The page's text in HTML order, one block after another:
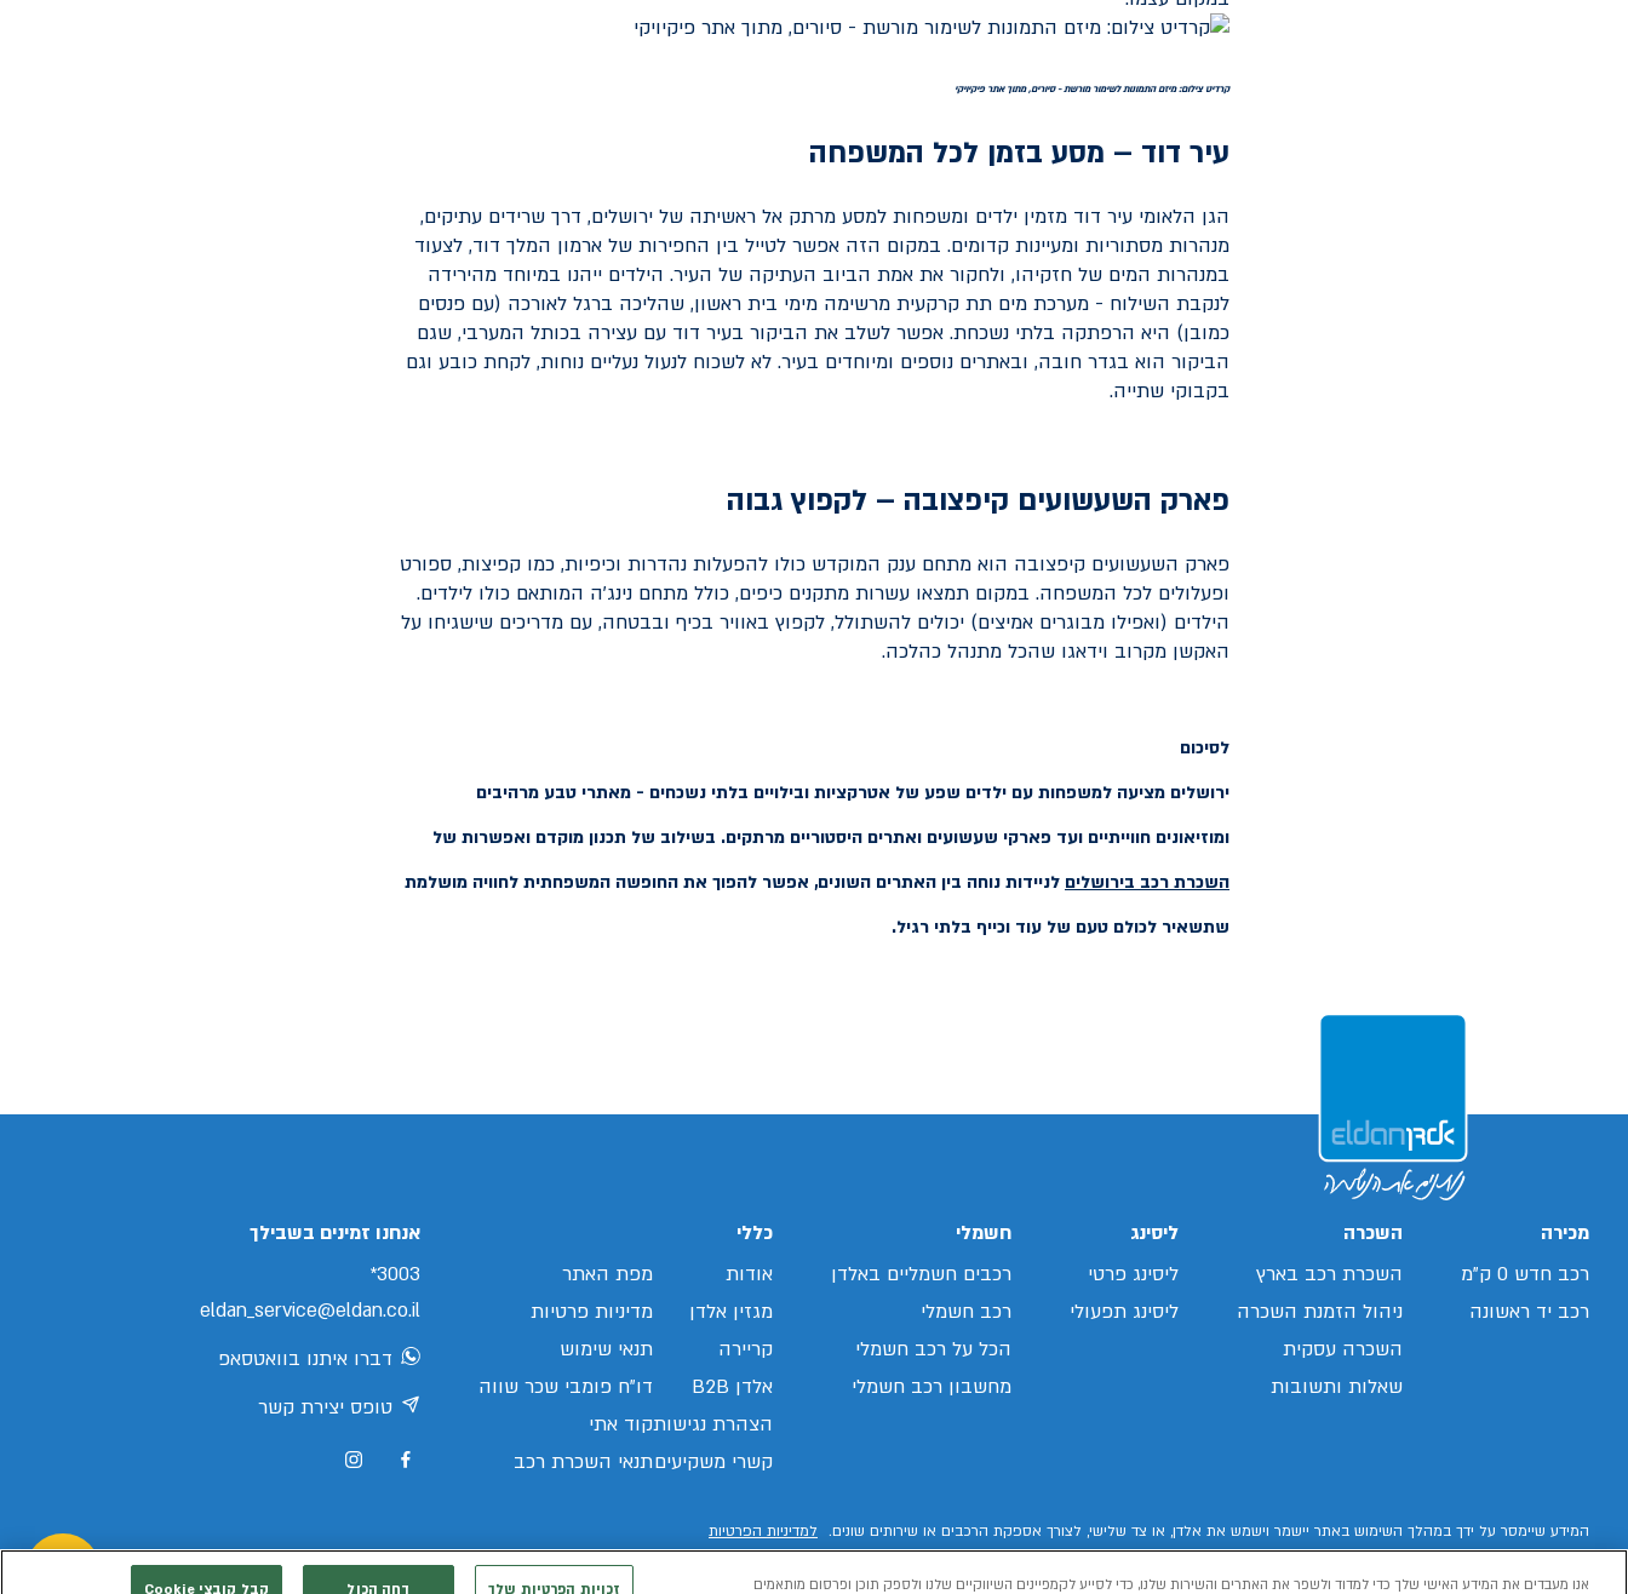
קרדיט צילום: מיזם התמונות לשימור מורשת - סיורים, מתוך אתר פיקיויקי
עיר דוד – מסע בזמן לכל המשפחה
הגן הלאומי עיר דוד מזמין ילדים ומשפחות למסע מרתק אל ראשיתה של ירושלים, דרך שרידים עתיקים,
מנהרות מסתוריות ומעיינות קדומים. במקום הזה אפשר לטייל בין החפירות של ארמון המלך דוד, לצעוד
במנהרות המים של חזקיהו, ולחקור את אמת הביוב העתיקה של העיר. הילדים ייהנו במיוחד מהירידה
לנקבת השילוח - מערכת מים תת קרקעית מרשימה מימי בית ראשון, שהליכה ברגל לאורכה (עם פנסים
כמובן) היא הרפתקה בלתי נשכחת. אפשר לשלב את הביקור בעיר דוד עם עצירה בכותל המערבי, שגם
הביקור הוא בגדר חובה, ובאתרים נוספים ומיוחדים בעיר. לא לשכוח לנעול נעליים נוחות, לקחת כובע וגם
בקבוקי שתייה.
פארק השעשועים קיפצובה – לקפוץ גבוה
פארק השעשועים קיפצובה הוא מתחם ענק המוקדש כולו להפעלות נהדרות וכיפיות, כמו קפיצות, ספורט
ופעלולים לכל המשפחה. במקום תמצאו עשרות מתקנים כיפים, כולל מתחם נינג'ה המותאם כולו לילדים.
הילדים (ואפילו מבוגרים אמיצים) יכולים להשתולל, לקפוץ באוויר בכיף ובבטחה, עם מדריכים שישגיחו על
האקשן מקרוב וידאגו שהכל מתנהל כהלכה.
לסיכום
ירושלים מציעה למשפחות עם ילדים שפע של אטרקציות ובילויים בלתי נשכחים - מאתרי טבע מרהיבים
ומוזיאונים חווייתיים ועד פארקי שעשועים ואתרים היסטוריים מרתקים. בשילוב של תכנון מוקדם ואפשרות של
השכרת רכב בירושלים לניידות נוחה בין האתרים השונים, אפשר להפוך את החופשה המשפחתית לחוויה מושלמת
שתשאיר לכולם טעם של עוד וכייף בלתי רגיל.
מכירה
רכב חדש 0 ק"מ
רכב יד ראשונה
השכרה
השכרת רכב בארץ
ניהול הזמנת השכרה
השכרה עסקית
שאלות ותשובות
ליסינג
ליסינג פרטי
ליסינג תפעולי
חשמלי
רכבים חשמליים באלדן
רכב חשמלי
הכל על רכב חשמלי
מחשבון רכב חשמלי
כללי
אודות
מגזין אלדן
קריירה
אלדן B2B
הצהרת נגישות
קשרי משקיעים
מפת האתר
מדיניות פרטיות
תנאי שימוש
דו"ח פומבי שכר שווה
קוד אתי
תנאי השכרת רכב
אנחנו זמינים בשבילך
3003*
eldan_service@eldan.co.il
דברו איתנו בוואטסאפ
טופס יצירת קשר
המידע שיימסר על ידך במהלך השימוש באתר יישמר וישמש את אלדן, או צד שלישי, לצורך אספקת הרכבים או שירותים שונים. למדיניות הפרטיות
אנו מעבדים את המידע האישי שלך כדי למדוד ולשפר את האתרים והשירות שלנו, כדי לסייע לקמפיינים השיווקיים שלנו ולספק תוכן ופרסום מותאמים זכויות הפרטיות שלך דחה הכול קבל קובצי Cookie